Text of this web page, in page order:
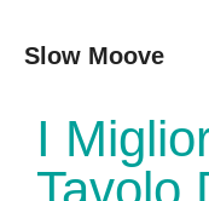
Slow Moove
I
Tavolo